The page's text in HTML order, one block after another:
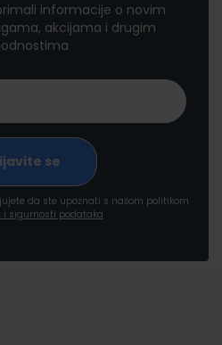
informacije o novim
akcijama i drugim
da ste upoznati s našom politikom
i sigurnosti podataka